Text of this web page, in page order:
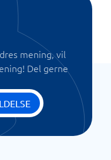
mening, vil
Del gerne